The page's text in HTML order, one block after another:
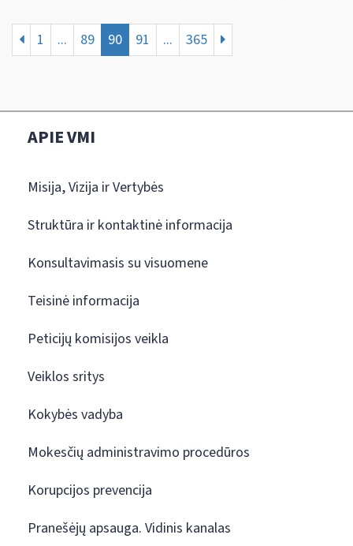
1 ... 89 90 91 ... 365
APIE VMI
Misija, Vizija ir Vertybės
Struktūra ir kontaktinė informacija
Konsultavimasis su visuomene
Teisinė informacija
Peticijų komisijos veikla
Veiklos sritys
Kokybės vadyba
Mokesčių administravimo procedūros
Korupcijos prevencija
Pranešėjų apsauga. Vidinis kanalas